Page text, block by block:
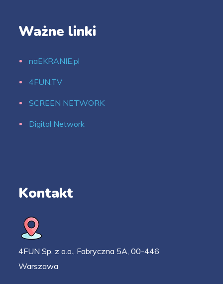
Ważne linki
naEKRANIE.pl
4FUN.TV
SCREEN NETWORK
Digital Network
Kontakt
4FUN Sp. z o.o., Fabryczna 5A, 00-446
Warszawa